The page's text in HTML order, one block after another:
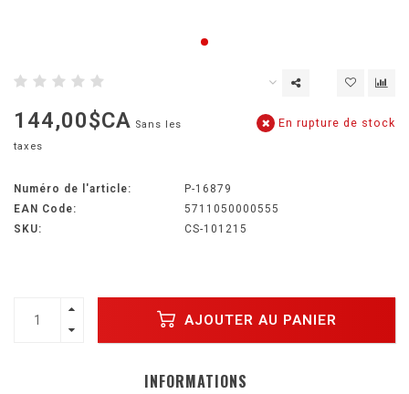
144,00$CA Sans les
taxes
En rupture de stock
Numéro de l'article:
P-16879
EAN Code:
5711050000555
SKU:
CS-101215
AJOUTER AU PANIER
INFORMATIONS